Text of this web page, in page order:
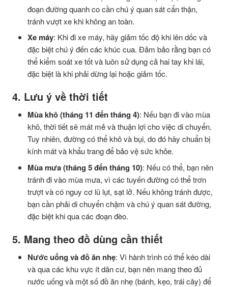
đoạn đường quanh co cần chú ý quan sát cẩn thận,
tránh vượt xe khi không an toàn.
Xe máy: Khi đi xe máy, hãy giảm tốc độ khi lên dốc và
đặc biệt chú ý đến các khúc cua. Đảm bảo rằng bạn có
thể kiểm soát xe tốt và luôn sử dụng cả hai tay khi lái,
đặc biệt là khi phải dừng lại hoặc giảm tốc.
4. Lưu ý về thời tiết
Mùa khô (tháng 11 đến tháng 4): Nếu bạn đi vào mùa
khô, thời tiết sẽ mát mẻ và thuận lợi cho việc di chuyển.
Tuy nhiên, đường có thể khô và bụi, do đó hãy chuẩn bị
kính mát và khẩu trang để bảo vệ sức khỏe.
Mùa mưa (tháng 5 đến tháng 10): Nếu có thể, bạn nên
tránh đi vào mùa mưa, vì các tuyến đường có thể trơn
trượt và có nguy cơ lũ lụt, sạt lở. Nếu không tránh được,
bạn cần phải di chuyển chậm và chú ý quan sát đường,
đặc biệt khi qua các đoạn đèo.
5. Mang theo đồ dùng cần thiết
Nước uống và đồ ăn nhẹ: Vì hành trình có thể kéo dài
và qua các khu vực ít dân cư, bạn nên mang theo đủ
nước uống và một số đồ ăn nhẹ (bánh, kẹo, trái cây) để